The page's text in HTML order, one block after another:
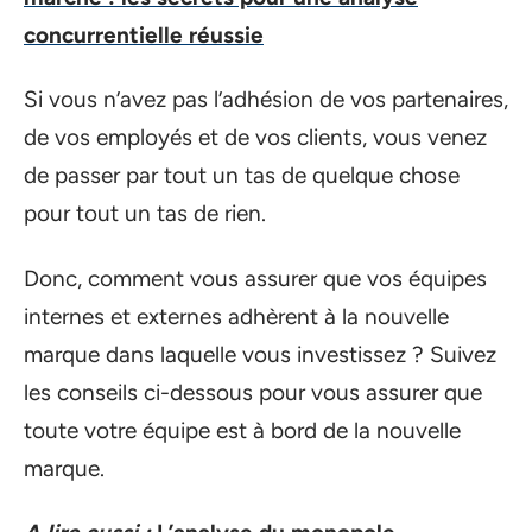
concurrentielle réussie
Si vous n’avez pas l’adhésion de vos partenaires,
de vos employés et de vos clients, vous venez
de passer par tout un tas de quelque chose
pour tout un tas de rien.
Donc, comment vous assurer que vos équipes
internes et externes adhèrent à la nouvelle
marque dans laquelle vous investissez ? Suivez
les conseils ci-dessous pour vous assurer que
toute votre équipe est à bord de la nouvelle
marque.